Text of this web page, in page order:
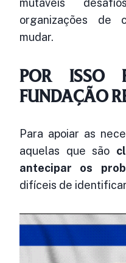
mutáveis
organizações de
mudar.
POR ISSO
FUNDAÇÃO
Para apoiar as
aquelas que são
antecipar os
difíceis de